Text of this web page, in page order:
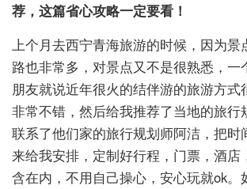
荐，这篇省心攻略一定要看！
上个月去西宁青海旅游的时候，因为景
路也非常多，对景点又不是很熟悉，一
朋友就说近年很火的结伴游的旅游方式
非常不错，然后给我推荐了当地的旅行
联系了他们家的旅行规划师阿洁，把时
来给我安排，定制好行程，门票，酒店
含在内，不用自己操心，安心玩就ok。